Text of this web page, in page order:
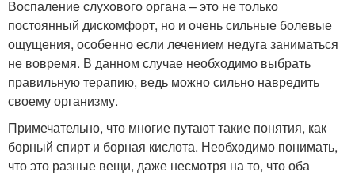
Воспаление слухового органа – это не только
постоянный дискомфорт, но и очень сильные болевые
ощущения, особенно если лечением недуга заниматься
не вовремя. В данном случае необходимо выбрать
правильную терапию, ведь можно сильно навредить
своему организму.
Примечательно, что многие путают такие понятия, как
борный спирт и борная кислота. Необходимо понимать,
что это разные вещи, даже несмотря на то, что оба